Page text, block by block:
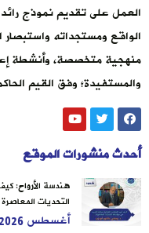
العمل على تقديم نموذج
الواقع ومستجداته
منهجية متخصصة، وأنشطة
والمستفيدة؛ وفق القيم
أحدث منشورات الموقع
هندسة الأرواح:
التحديات المعاصرة
أغسطس 05,2026